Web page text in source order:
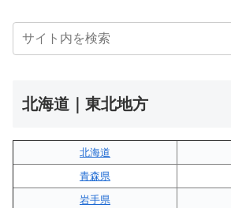
北海道｜東北地方
北海道
青森県
岩手県